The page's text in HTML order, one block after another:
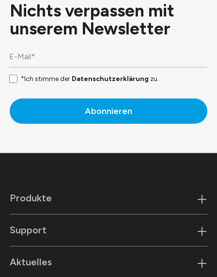
Nichts verpassen mit
unserem Newsletter
*Ich stimme der Datenschutzerklärung zu.
Abonnieren
Produkte
Support
Aktuelles